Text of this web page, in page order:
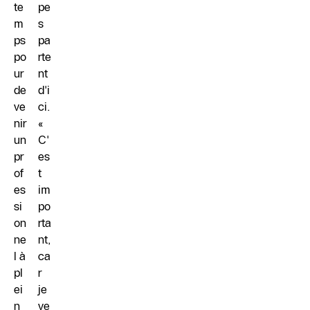
te
m
ps
po
ur
de
ve
nir
un
pr
of
es
si
on
ne
l à
pl
ei
n
pe
s
pa
rte
nt
d'i
ci.
«
C'
es
t
im
po
rta
nt,
ca
r
je
ve